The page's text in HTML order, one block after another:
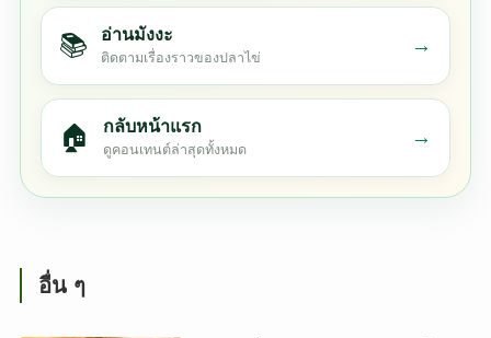
📚 อ่านมังงะ
ติดตามเรื่องราวของปลาไข่
→
🏠 กลับหน้าแรก
ดูคอนเทนต์ล่าสุดทั้งหมด
→
อื่น ๆ